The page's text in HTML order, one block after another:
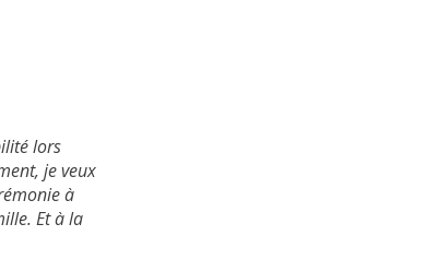
lors
je veux
à
Et à la